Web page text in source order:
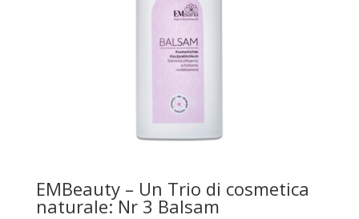
EMBeauty – Un Trio di cosmetica
naturale: Nr 3 Balsam